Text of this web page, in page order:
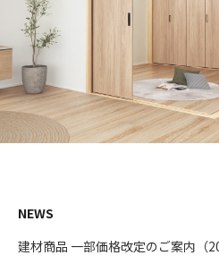
NEWS
建材商品 一部価格改定のご案内（